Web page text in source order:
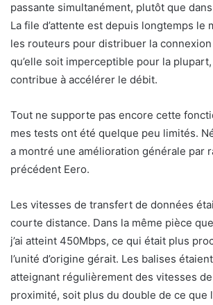
passante simultanément, plutôt que
La file d’attente est depuis longtemps le
les routeurs pour distribuer la
qu’elle soit imperceptible pour la
contribue à accélérer le débit.
Tout ne supporte pas encore cette
mes tests ont été quelque peu limités.
a montré une amélioration générale par
précédent Eero.
Les vitesses de transfert de données
courte distance. Dans la même pièce
j’ai atteint 450Mbps, ce qui était plus
l’unité d’origine gérait. Les balises
atteignant régulièrement des vitesses
proximité, soit plus du double de ce que